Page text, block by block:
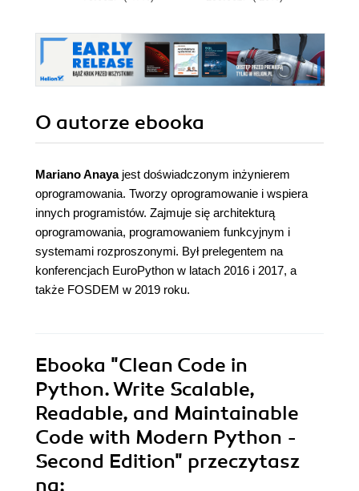
O autorze ebooka
Mariano Anaya jest doświadczonym inżynierem
oprogramowania. Tworzy oprogramowanie i wspiera
innych programistów. Zajmuje się architekturą
oprogramowania, programowaniem funkcyjnym i
systemami rozproszonymi. Był prelegentem na
konferencjach EuroPython w latach 2016 i 2017, a
także FOSDEM w 2019 roku.
Ebooka "Clean Code in
Python. Write Scalable,
Readable, and Maintainable
Code with Modern Python -
Second Edition" przeczytasz
na: